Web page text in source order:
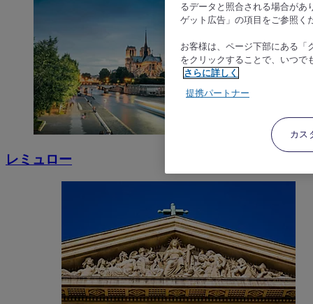
レミュロー
るデータと照合される場合があ
ゲット広告」の項目をご参照く
お客様は、ページ下部にある「
をクリックすることで、いつで
さらに詳しく
提携パートナー
カス